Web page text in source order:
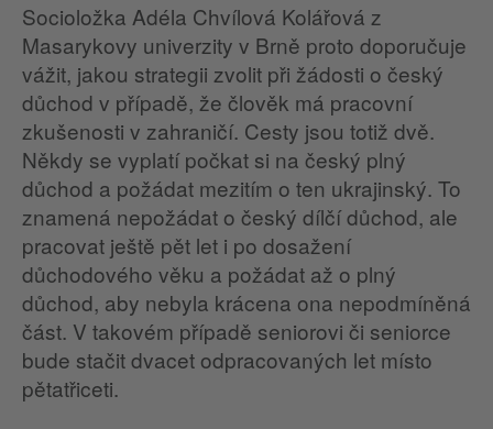
Socioložka Adéla Chvílová Kolářová z
Masarykovy univerzity v Brně proto doporučuje
vážit, jakou strategii zvolit při žádosti o český
důchod v případě, že člověk má pracovní
zkušenosti v zahraničí. Cesty jsou totiž dvě.
Někdy se vyplatí počkat si na český plný
důchod a požádat mezitím o ten ukrajinský. To
znamená nepožádat o český dílčí důchod, ale
pracovat ještě pět let i po dosažení
důchodového věku a požádat až o plný
důchod, aby nebyla krácena ona nepodmíněná
část. V takovém případě seniorovi či seniorce
bude stačit dvacet odpracovaných let místo
pětatřiceti.